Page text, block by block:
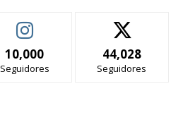
10,000
Seguidores
44,028
Seguidores